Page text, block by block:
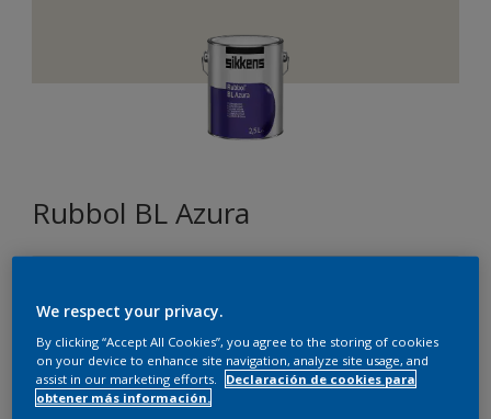
Rubbol BL Azura
Tamaño
1 litros
We respect your privacy.
By clicking “Accept All Cookies”, you agree to the storing of cookies
on your device to enhance site navigation, analyze site usage, and
assist in our marketing efforts.
Declaración de cookies para
obtener más información.